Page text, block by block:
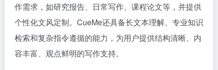
作需求，如研究报告、日常写作、课程论文等，并提供
个性化文风定制。CueMe还具备长文本理解、专业知识
检索和复杂指令遵循的能力，为用户提供结构清晰、内
容丰富、观点鲜明的写作支持。